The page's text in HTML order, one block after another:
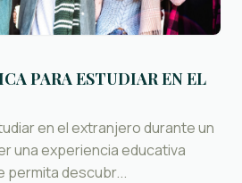
PARA ESTUDIAR EN EL
en el extranjero durante un
una experiencia educativa
permita descubr...